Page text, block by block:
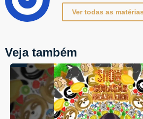
Ver todas as matérias
Veja também